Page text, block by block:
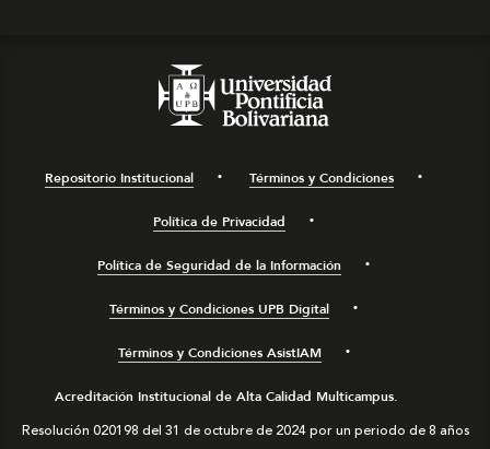
Repositorio Institucional Términos y Condiciones
Política de Privacidad
Política de Seguridad de la Información
Términos y Condiciones UPB Digital
Términos y Condiciones AsistIAM
Acreditación Institucional de Alta Calidad Multicampus.
Resolución 020198 del 31 de octubre de 2024 por un periodo de 8 años